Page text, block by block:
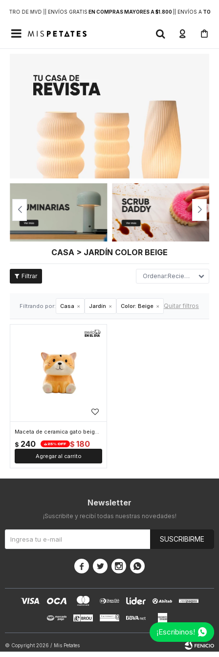
DE MVD | | ENVÍOS GRATIS EN COMPRAS MAYORES A $1.800 | ENVÍOS ATODO

CASA > JARDÍN COLOR BEIGE
Recientes
Filtrando por: Casa Jardín Color: Beige Quitar filtros
Maceta de ceramica gato beige - Beige
$ 240 $ 180
Newsletter
¡Suscribite y recibí todas nuestras novedades!
SUSCRIBIRME
   
© Copyright 2026 / Mis Petates
¡Escribinos!